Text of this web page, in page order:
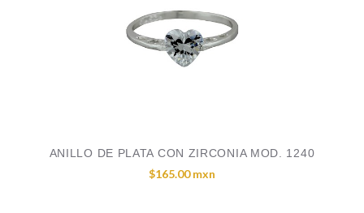
ANILLO DE PLATA CON ZIRCONIA MOD. 1240
$165.00 mxn